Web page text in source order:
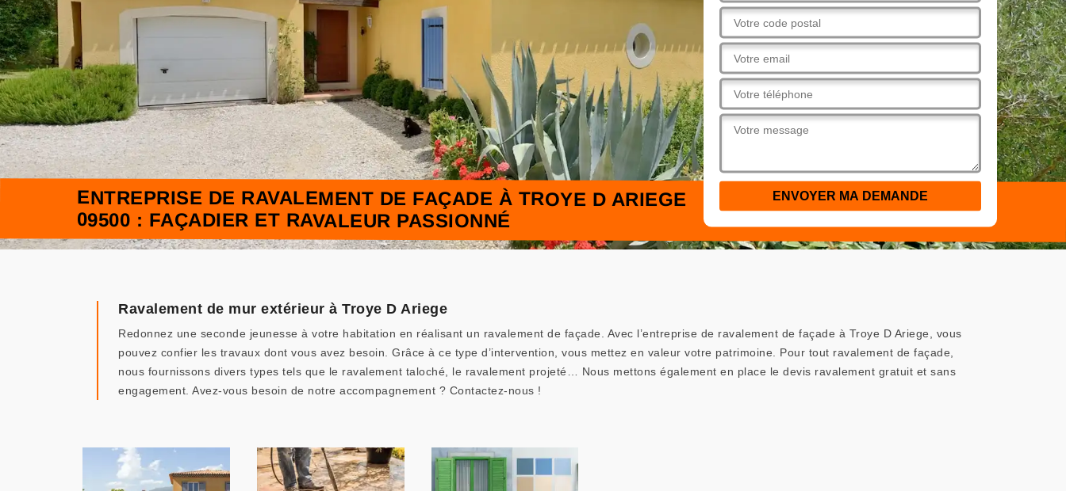
ENTREPRISE DE RAVALEMENT DE FAÇADE À TROYE D ARIEGE
09500 : FAÇADIER ET RAVALEUR PASSIONNÉ
Ravalement de mur extérieur à Troye D Ariege
Redonnez une seconde jeunesse à votre habitation en réalisant un ravalement de façade. Avec l’entreprise de ravalement de façade à Troye D Ariege, vous
pouvez confier les travaux dont vous avez besoin. Grâce à ce type d’intervention, vous mettez en valeur votre patrimoine. Pour tout ravalement de façade,
nous fournissons divers types tels que le ravalement taloché, le ravalement projeté… Nous mettons également en place le devis ravalement gratuit et sans
engagement. Avez-vous besoin de notre accompagnement ? Contactez-nous !